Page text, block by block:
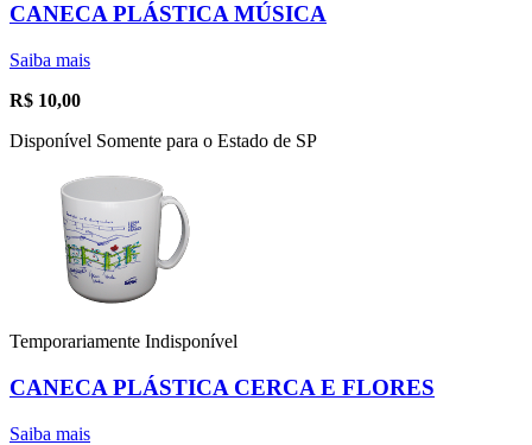
CANECA PLÁSTICA MÚSICA
Saiba mais
R$ 10,00
Disponível Somente para o Estado de SP
Temporariamente Indisponível
CANECA PLÁSTICA CERCA E FLORES
Saiba mais